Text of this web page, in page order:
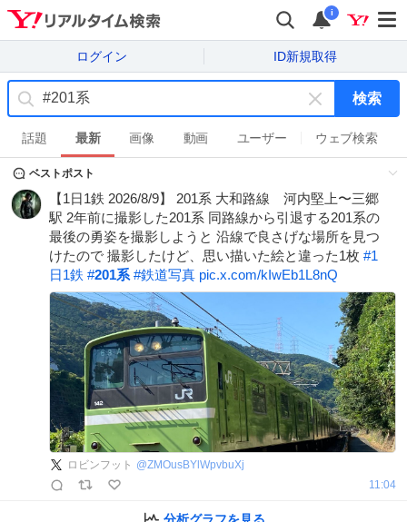
i
ログイン ID新規取得
キ
ー
ワ
ド
を
消
す
検索
話題 最新 画像 動画 ユーザー ウェブ検索
ベストポスト
【1日1鉄 2026/8/9】 201系 大和路線 河内堅上〜三郷
駅 2年前に撮影した201系 同路線から引退する201系の
最後の勇姿を撮影しようと 沿線で良さげな場所を見つ
けたので 撮影したけど、思い描いた絵と違った1枚 #1
日1鉄 #201系 #鉄道写真 pic.x.com/kIwEb1L8nQ
ロビンフット @ZMOusBYlWpvbuXj
11:04